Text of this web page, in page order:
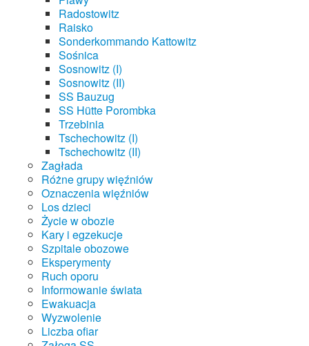
Radostowitz
Raisko
Sonderkommando Kattowitz
Sośnica
Sosnowitz (I)
Sosnowitz (II)
SS Bauzug
SS Hütte Porombka
Trzebinia
Tschechowitz (I)
Tschechowitz (II)
Zagłada
Różne grupy więźniów
Oznaczenia więźniów
Los dzieci
Życie w obozie
Kary i egzekucje
Szpitale obozowe
Eksperymenty
Ruch oporu
Informowanie świata
Ewakuacja
Wyzwolenie
Liczba ofiar